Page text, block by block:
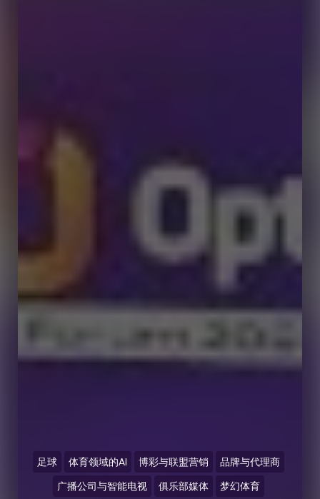
足球 体育领域的AI 博彩与联盟营销 品牌与代理商
广播公司与智能电视 俱乐部媒体 梦幻体育